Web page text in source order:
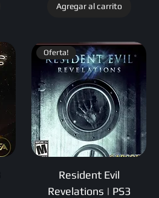
Agregar al carrito
Oferta!
Resident Evil
Revelations | PS3